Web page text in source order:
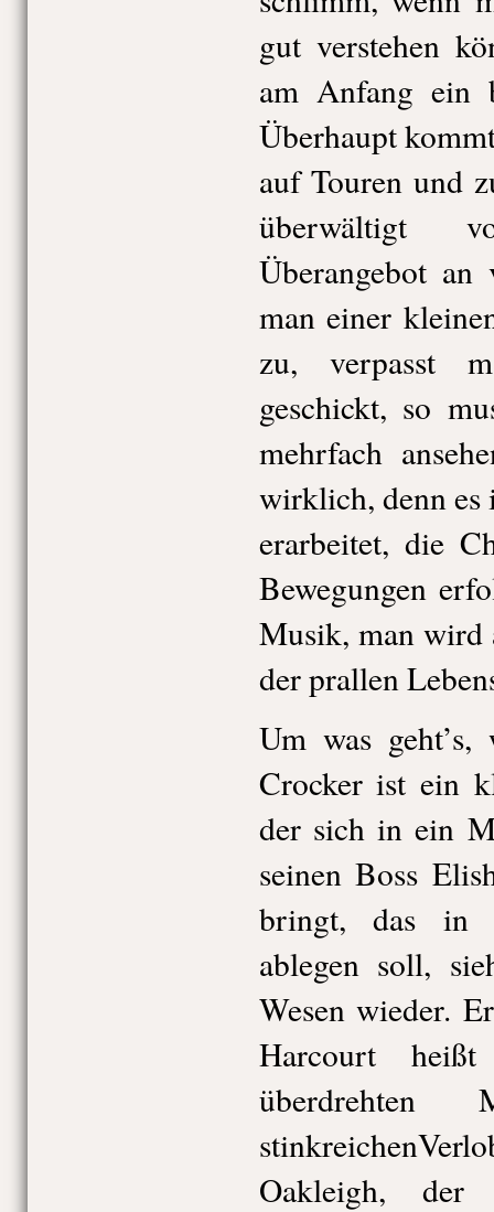
gut verstehen
am Anfang ein
Überhaupt
auf Touren und
überwältigt
Überangebot an
man einer
zu, verpasst
geschickt, so
mehrfach
wirklich, denn
erarbeitet, die
Bewegungen
Musik, man wird
der prallen
Um was
Crocker ist ein
der sich in ein
seinen Boss
bringt, das in
ablegen soll,
Wesen wieder.
Harcourt
Oakleigh, der